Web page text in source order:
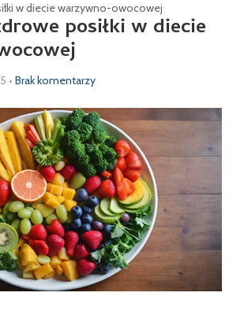
w diecie warzywno-owocowej
posiłki w diecie
• Brak komentarzy